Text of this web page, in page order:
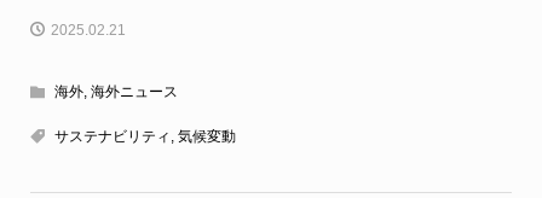
2025.02.21
海外, 海外ニュース
サステナビリティ 気候変動